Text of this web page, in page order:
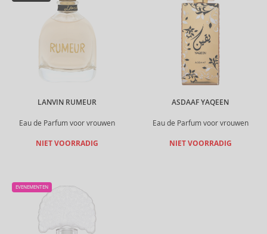
LANVIN RUMEUR
Eau de Parfum voor vrouwen
NIET VOORRADIG
ASDAAF YAQEEN
Eau de Parfum voor vrouwen
NIET VOORRADIG
EVENEMENTEN